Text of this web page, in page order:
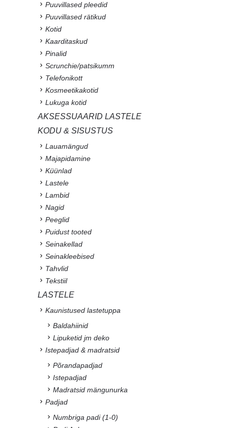
Puuvillased pleedid
Puuvillased rätikud
Kotid
Kaarditaskud
Pinalid
Scrunchie/patsikumm
Telefonikott
Kosmeetikakotid
Lukuga kotid
AKSESSUAARID LASTELE
KODU & SISUSTUS
Lauamängud
Majapidamine
Küünlad
Lastele
Lambid
Nagid
Peeglid
Puidust tooted
Seinakellad
Seinakleebised
Tahvlid
Tekstiil
LASTELE
Kaunistused lastetuppa
Baldahiinid
Lipuketid jm deko
Istepadjad & madratsid
Põrandapadjad
Istepadjad
Madratsid mängunurka
Padjad
Numbriga padi (1-0)